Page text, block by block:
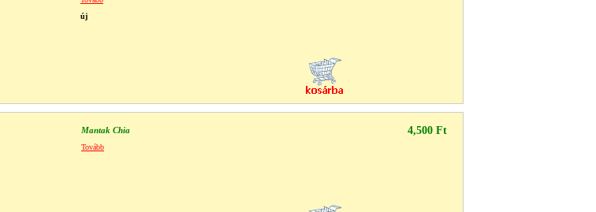
új
Mantak Chia 4,500 Ft
Tovább